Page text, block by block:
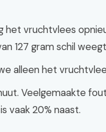
het vruchtvlees
127 gram schil
alleen het
Veelgemaakte
vaak 20% naast.